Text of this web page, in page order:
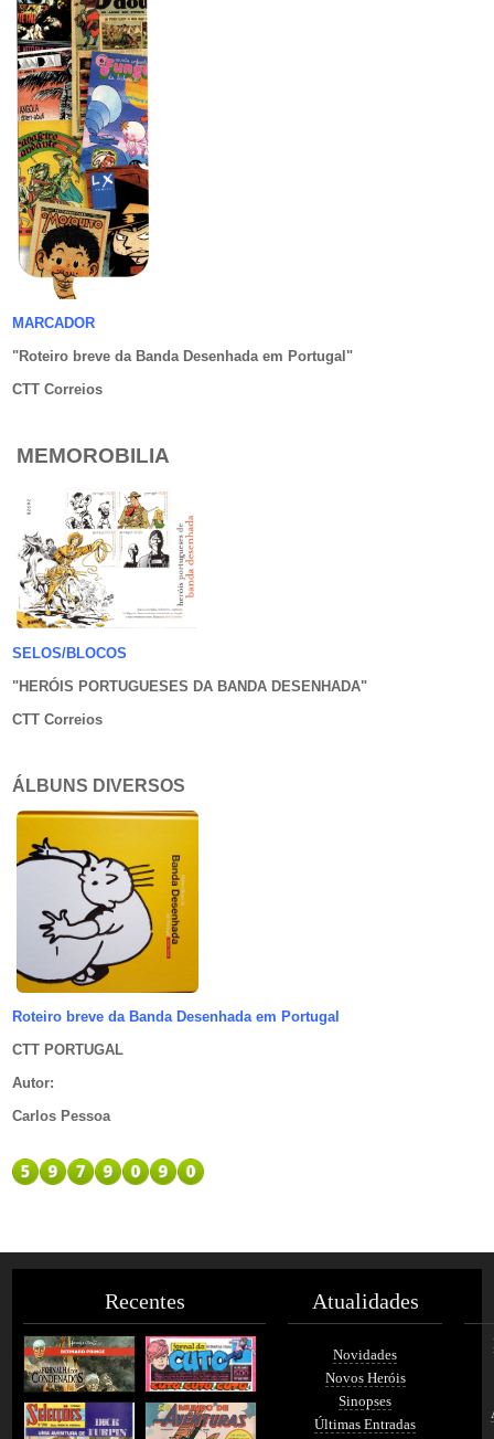
MARCADOR
"Roteiro breve da Banda Desenhada em Portugal "
CTT Correios
MEMOROBILIA
SELOS/BLOCOS
"HERÓIS PORTUGUESES DA BANDA DESENHADA"
CTT Correios
ÁLBUNS DIVERSOS
Roteiro breve da Banda Desenhada em Portugal
CTT PORTUGAL
Autor:
Carlos Pessoa
Recentes Atualidades
Novidades
Novos Heróis
Sinopses
Últimas Entradas